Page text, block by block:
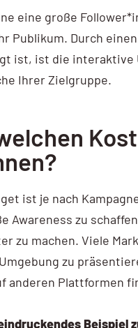
eine große
Publikum. Durch
ist, ist die interaktive
Ihrer Zielgruppe.
ist je nach
Awareness zu
zu machen. Viele
zu
anderen Plattformen
Beispiel